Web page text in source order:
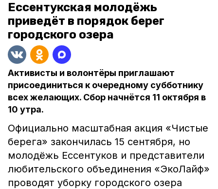
Ессентукская молодёжь
приведёт в порядок берег
городского озера
Активисты и волонтёры приглашают
присоединиться к очередному субботнику
всех желающих. Сбор начнётся 11 октября в
10 утра.
Официально масштабная акция «Чистые
берега» закончилась 15 сентября, но
молодёжь Ессентуков и представители
любительского объединения «ЭкоЛайф»
проводят уборку городского озера